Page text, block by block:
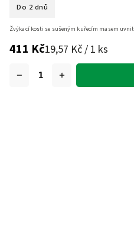
Do 2 dnů
411 Kč19,57 Kč / 1 ks
Žvýkací kosti se sušeným kuřecím masem